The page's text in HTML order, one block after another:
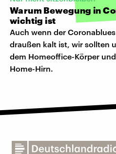
Warum Bewegung in
wichtig ist
Auch wenn der
draußen kalt ist, wir sollten
dem Homeoffice-Körper
Home-Hirn.